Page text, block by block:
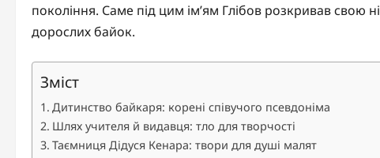
покоління. Саме під цим ім’ям Глібов розкривав свою
дорослих байок.
Зміст
Дитинство байкаря: корені співучого псевдоніма
Шлях учителя й видавця: тло для творчості
Таємниця Дідуся Кенара: твори для душі малят